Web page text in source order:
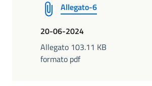
Allegato-6
20-06-2024
Allegato 103.11 KB
formato pdf